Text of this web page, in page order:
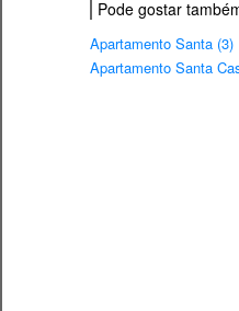
Pode gostar
Apartamento Santa (3)
Apartamento Santa